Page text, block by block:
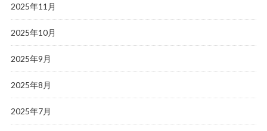
2025年11月
2025年10月
2025年9月
2025年8月
2025年7月